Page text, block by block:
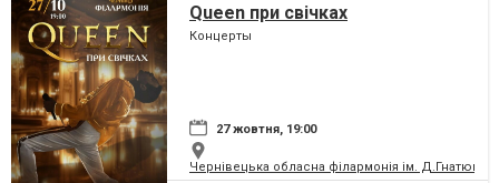
Queen при свічках
Концерты
27 жовтня, 19:00
Чернівецька обласна філармонія ім. Д.Гнатюка